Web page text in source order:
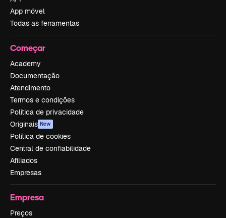
App móvel
Todas as ferramentas
Começar
Academy
Documentação
Atendimento
Termos e condições
Política de privacidade
Originais New
Política de cookies
Central de confiabilidade
Afiliados
Empresas
Empresa
Preços